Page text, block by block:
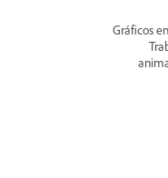
Gráficos